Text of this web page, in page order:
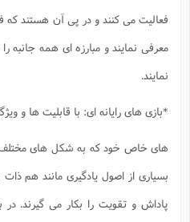
فعالیت می کنند و در پی آن هستند که
معرفی نمایند و مبارزه ای همه جانبه
نمایند.
*بازی های رایانه ای: با قابلیت ها و
های خاص خود که به شکل های مختلف
بسیاری از اصول یادگیری مانند هم ذات
پاداش و تقویت را بکار می گیرند. در